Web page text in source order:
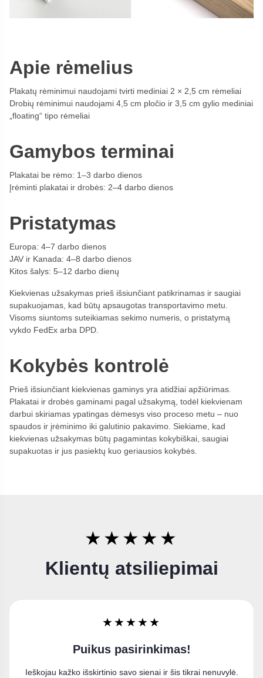
Apie rėmelius
Plakatų rėminimui naudojami tvirti mediniai 2 × 2,5 cm rėmeliai
Drobių rėminimui naudojami 4,5 cm pločio ir 3,5 cm gylio mediniai
„floating“ tipo rėmeliai
Gamybos terminai
Plakatai be rėmo: 1–3 darbo dienos
Įrėminti plakatai ir drobės: 2–4 darbo dienos
Pristatymas
Europa: 4–7 darbo dienos
JAV ir Kanada: 4–8 darbo dienos
Kitos šalys: 5–12 darbo dienų
Kiekvienas užsakymas prieš išsiunčiant patikrinamas ir saugiai
supakuojamas, kad būtų apsaugotas transportavimo metu.
Visoms siuntoms suteikiamas sekimo numeris, o pristatymą
vykdo FedEx arba DPD.
Kokybės kontrolė
Prieš išsiunčiant kiekvienas gaminys yra atidžiai apžiūrimas.
Plakatai ir drobės gaminami pagal užsakymą, todėl kiekvienam
darbui skiriamas ypatingas dėmesys viso proceso metu – nuo
spaudos ir įrėminimo iki galutinio pakavimo. Siekiame, kad
kiekvienas užsakymas būtų pagamintas kokybiškai, saugiai
supakuotas ir jus pasiektų kuo geriausios kokybės.
★★★★★
Klientų atsiliepimai
★★★★★
Labai džiaugiuosi
Užsisakiau paveikslą ant drobės ir esu labai patenkinta